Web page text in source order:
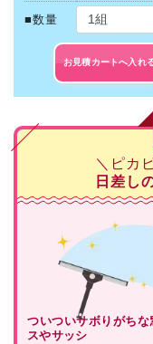
■数量
お見積カートへ入れ
＼ピカ
日差し
ついついサボりがちな
スやサッシ